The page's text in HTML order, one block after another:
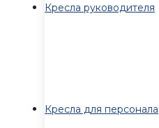
Кресла руководителя
Кресла для персонала